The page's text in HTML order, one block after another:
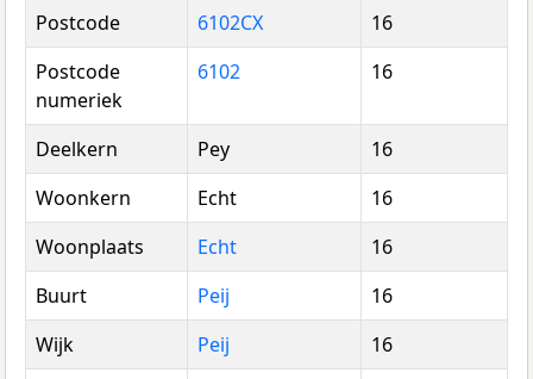
Postcode
6102CX
16
Postcode
numeriek
6102 16
Deelkern Pey
16
Woonkern
Echt
16
Woonplaats
Echt
16
Buurt
Peij
16
Wijk
Peij
16